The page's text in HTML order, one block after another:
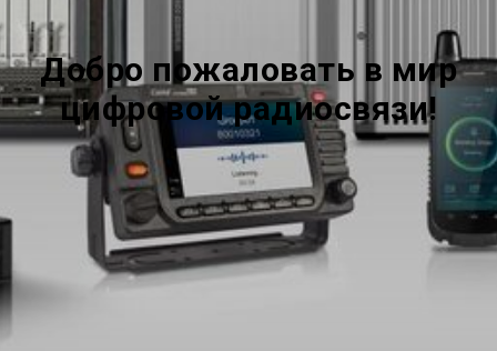
Добро пожаловать в мир
цифровой радиосвязи!